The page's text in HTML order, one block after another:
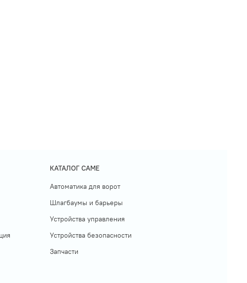
КАТАЛОГ CAME
Автоматика для ворот
Шлагбаумы и барьеры
Устройства управления
Устройства безопасности
Запчасти